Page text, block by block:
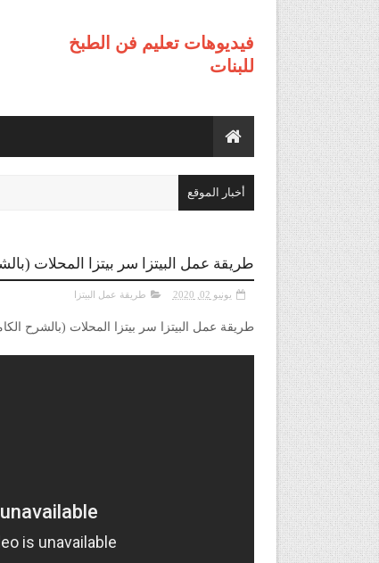
فيديوهات تعليم فن الطبخ
للبنات
أخبار الموقع
طريقة عمل البيتزا سر بيتزا المحلات (بالشرح
يونيو 02, 2020 طريقة عمل البيتزا
طريقة عمل البيتزا سر بيتزا المحلات (بالشرح الكامل) من تيك